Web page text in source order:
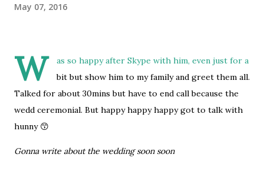
besar dari hidup gw, jadi punya sepatu nyaman adalah hal
Kalau di Belanda, mes...
May 07, 2016
W
as so happy after Skype with him, even just for a
bit but show him to my family and greet them all.
Talked for about 30mins but have to end call because the
wedd ceremonial. But happy happy happy got to talk with
hunny 😙
Gonna write about the wedding soon soon